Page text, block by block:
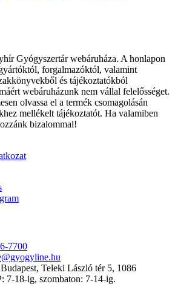
Gyógyszertár webáruháza. A honlapon
forgalmazóktól, valamint
és tájékoztatókból
webáruházunk nem vállal felelősséget.
olvassa el a termék csomagolásán
mellékelt tájékoztatót. Ha valamiben
bizalommal!
7700
Teleki László tér 5, 1086
7-18-ig, szombaton: 7-14-ig.